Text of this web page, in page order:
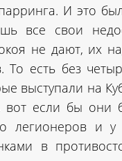
И это
все свои
не дают, их
То есть без
выступали на
вот если бы они
легионеров и
в